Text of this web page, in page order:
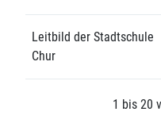
Leitbild der Stadtschule
Chur
1 bis 20